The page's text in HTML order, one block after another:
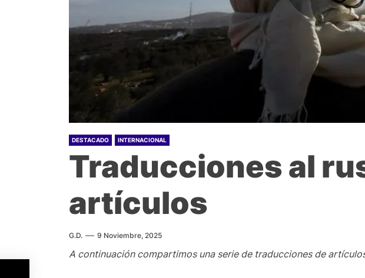
DESTACADO INTERNACIONAL
Traducciones al
artículos
G.D. 9 Noviembre, 2025
A continuación compartimos una serie de traducciones de